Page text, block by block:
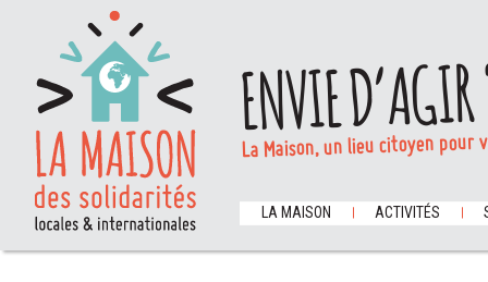
ENVIE
La Maison, un lieu citoyen
LA MAISON ACTIVITÉS